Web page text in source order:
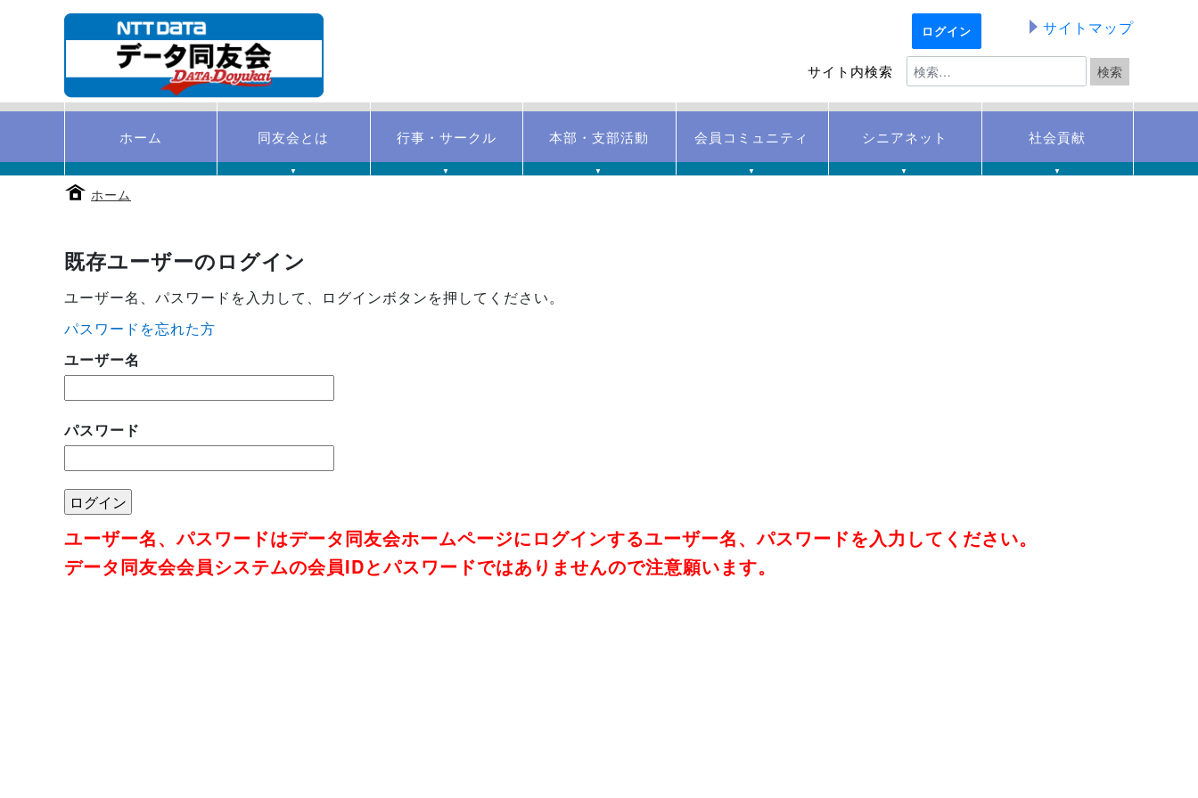
す
ログイン サイトマップ
サイト内検索
ホーム 同友会とは
▼
行事・サークル
▼
本部・支部活動
▼
会員コミュニティ
▼
シニアネット
▼
社会貢献
▼
ホーム
既存ユーザーのログイン
ユーザー名、パスワードを入力して、ログインボタンを押してください。
パスワードを忘れた方
ユーザー名
パスワード
ユーザー名、パスワードはデータ同友会ホームページにログインするユーザー名、パスワードを入力してください。
データ同友会会員システムの会員IDとパスワードではありませんので注意願います。